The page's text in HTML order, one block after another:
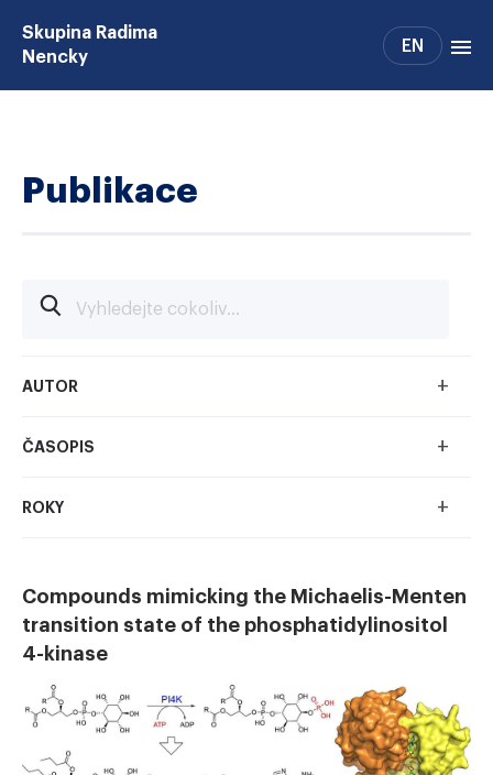
Skupina Radima
Nencky
Spolupráce
EN
Publikace
AUTOR +
ČASOPIS +
ROKY +
Compounds mimicking the Michaelis-Menten
transition state of the phosphatidylinositol
4-kinase